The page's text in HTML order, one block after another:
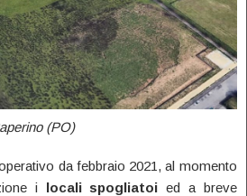
(PO)
da febbraio 2021, al momento
i locali spogliatoi ed a breve